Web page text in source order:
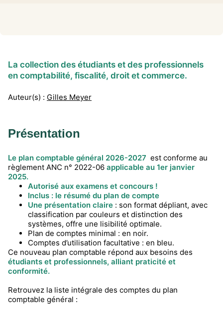
La collection des étudiants et des professionnels
en comptabilité, fiscalité, droit et commerce.
Auteur(s) : Gilles Meyer
Présentation
Le plan comptable général 2026-2027 est conforme au
règlement ANC n° 2022-06 applicable au 1er janvier
2025.
Autorisé aux examens et concours !
Inclus : le résumé du plan de compte
Une présentation claire : son format dépliant, avec
classification par couleurs et distinction des
systèmes, offre une lisibilité optimale.
Plan de comptes minimal : en noir.
Comptes d’utilisation facultative : en bleu.
Ce nouveau plan comptable répond aux besoins des
étudiants et professionnels, alliant praticité et
conformité.
Retrouvez la liste intégrale des comptes du plan
comptable général :